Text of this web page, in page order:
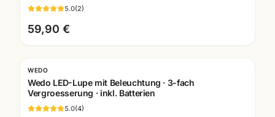
5.0(2)
59,90 €
WEDO
Wedo LED-Lupe mit Beleuchtung · 3-fach
Vergroesserung · inkl. Batterien
5.0(4)